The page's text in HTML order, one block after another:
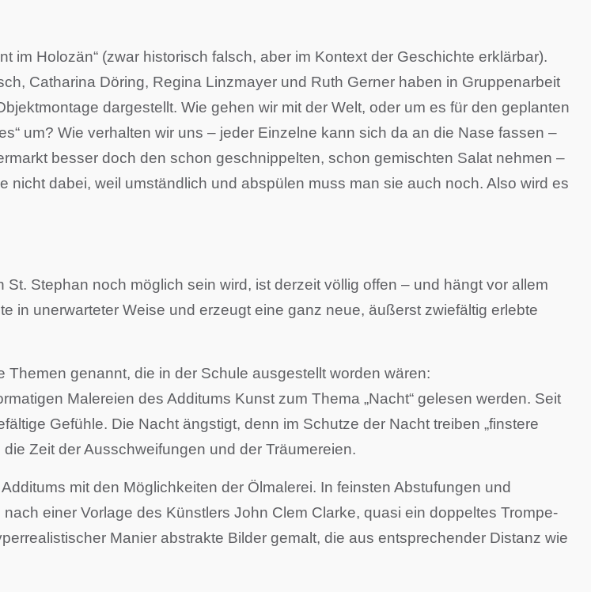
im Holozän“ (zwar historisch falsch, aber im Kontext der Geschichte erklärbar).
Catharina Döring, Regina Linzmayer und Ruth Gerner haben in Gruppenarbeit
dargestellt. Wie gehen wir mit der Welt, oder um es für den geplanten
um? Wie verhalten wir uns – jeder Einzelne kann sich da an die Nase fassen –
besser doch den schon geschnippelten, schon gemischten Salat nehmen –
dabei, weil umständlich und abspülen muss man sie auch noch. Also wird es
Stephan noch möglich sein wird, ist derzeit völlig offen – und hängt vor allem
in unerwarteter Weise und erzeugt eine ganz neue, äußerst zwiefältig erlebte
genannt, die in der Schule ausgestellt worden wären:
Malereien des Additums Kunst zum Thema „Nacht“ gelesen werden. Seit
Gefühle. Die Nacht ängstigt, denn im Schutze der Nacht treiben „finstere
Zeit der Ausschweifungen und der Träumereien.
mit den Möglichkeiten der Ölmalerei. In feinsten Abstufungen und
einer Vorlage des Künstlers John Clem Clarke, quasi ein doppeltes Trompe-
Manier abstrakte Bilder gemalt, die aus entsprechender Distanz wie